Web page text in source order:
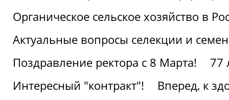
Органическое сельское хозяйство в
Актуальные вопросы селекции и
Поздравление ректора с 8 Марта!
77
Интересный "контракт"!
Вперед, к